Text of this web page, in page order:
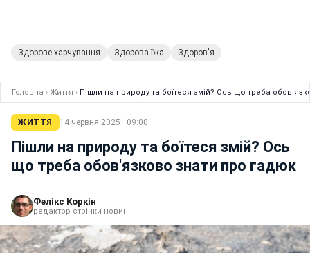
Здорове харчування Здорова їжа Здоров'я
Головна › Життя › Пішли на природу та боїтеся змій? Ось що треба
ЖИТТЯ 14 червня 2025 · 09:00
Пішли на природу та боїтеся змій? Ось
що треба обов'язково знати про гадюк
Фелікс Коркін
редактор стрічки новин